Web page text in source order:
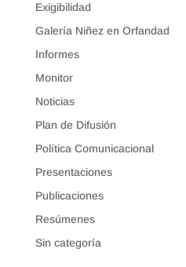
Exigibilidad
Galería Niñez en Orfandad
Informes
Monitor
Noticias
Plan de Difusión
Política Comunicacional
Presentaciones
Publicaciones
Resúmenes
Sin categoría